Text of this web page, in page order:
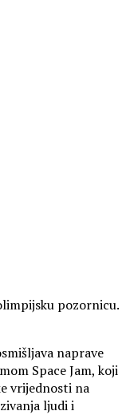
pozornicu.
naprave
Space Jam, koji
vrijednosti na
ljudi i